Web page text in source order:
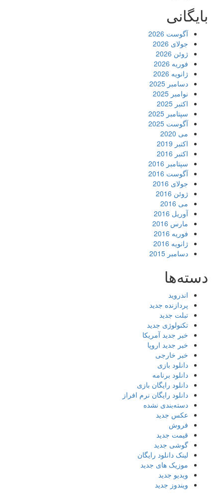
بایگانی
آگوست 2026
جولای 2026
ژوئن 2026
فوریه 2026
ژانویه 2026
دسامبر 2025
نوامبر 2025
اکتبر 2025
سپتامبر 2025
آگوست 2025
می 2020
اکتبر 2019
اکتبر 2016
سپتامبر 2016
آگوست 2016
جولای 2016
ژوئن 2016
می 2016
آوریل 2016
مارس 2016
فوریه 2016
ژانویه 2016
دسامبر 2015
دسته‌ها
اندروید
پردازنده جدید
تبلت جدید
تکنولوژی جدید
خبر جدید آمریکا
خبر جدید اروپا
خبر خارجی
دانلود بازی
دانلود برنامه
دانلود رایگان بازی
دانلود رایگان نرم افراز
دسته‌بندی نشده
عکس جدید
فروش
قیمت جدید
گوشی جدید
لینک دانلود رایگان
موزیک های جدید
ویدیو جدید
ویندوز جدید